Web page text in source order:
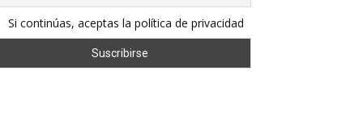
Si continúas, aceptas la política de privacidad